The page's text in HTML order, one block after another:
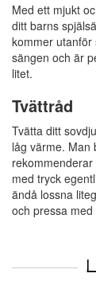
Med ett mjukt
ditt barns
kommer
sängen och är
litet.
Tvättråd
Tvätta ditt
låg värme. Man
med tryck
ändå lossna
och pressa